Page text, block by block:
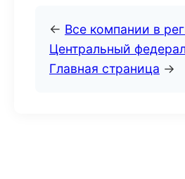
← Все компании в
Центральный
Главная страница →